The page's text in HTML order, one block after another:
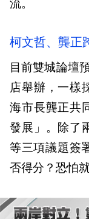
流。
柯文哲、龔正
目前雙城論壇
店舉辦，一樣
海市長龔正共
發展」。除了
等三項議題簽
否得分？恐怕